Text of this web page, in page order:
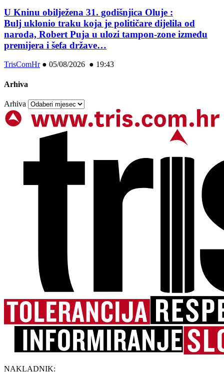
U Kninu obilježena 31. godišnjica Oluje :
Bulj uklonio traku koja je političare dijelila od
naroda, Robert Puja u ulozi tampon-zone između
premijera i šefa države…
TrisComHr● 05/08/2026 ● 19:43
Arhiva
Arhiva
NAKLADNIK: